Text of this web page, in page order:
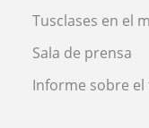
Tusclases en el
Sala de prensa
Informe sobre